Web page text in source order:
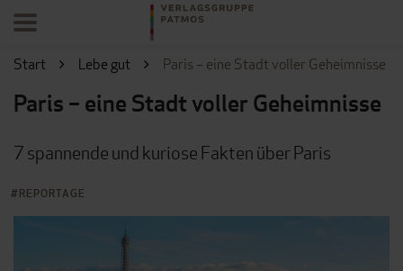
Start Lebe gut Paris – eine Stadt voller Geheimnisse
Paris – eine Stadt voller Geheimnisse
7 spannende und kuriose Fakten über Paris
REPORTAGE